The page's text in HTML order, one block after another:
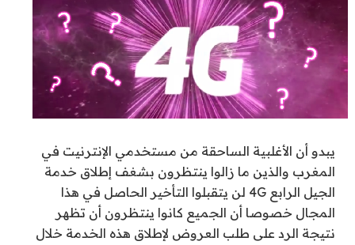
يبدو أن الأغلبية الساحقة من مستخدمي الإنترنيت في
المغرب والذين ما زالوا ينتظرون بشغف إطلاق خدمة
الجيل الرابع 4G لن يتقبلوا التأخير الحاصل في هذا
المجال خصوصا أن الجميع كانوا ينتظرون أن تظهر
نتيجة الرد على طلب العروض لإطلاق هذه الخدمة خلال